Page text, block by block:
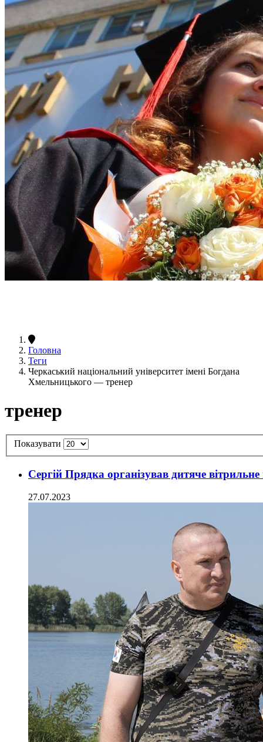
Головна
Теги
Черкаський національний університет імені Богдана
Хмельницького — тренер
тренер
Показувати
Сергій Прядка організував дитяче вітрильне
27.07.2023